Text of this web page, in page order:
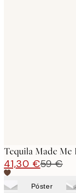
Tequila Made
41,30 €59 €
Póster